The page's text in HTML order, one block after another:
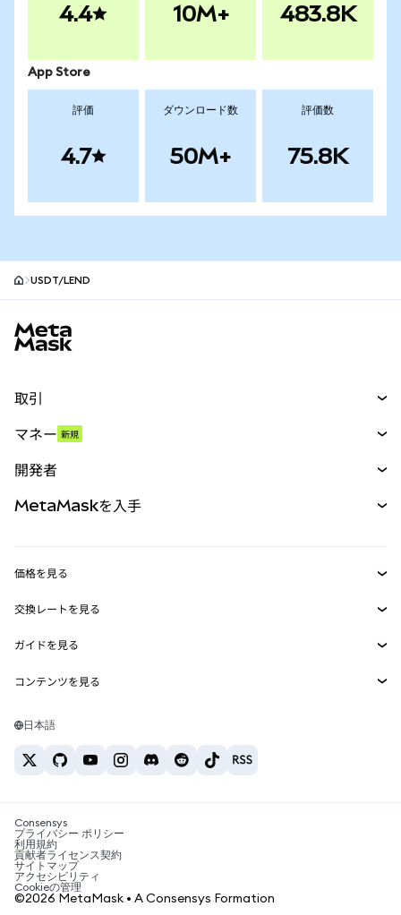
4.4 10M+ 483.8K
App Store
評価
4.7
ダウンロード数
50M+
評価数
75.8K
USDT/LEND
取引
パーペチュアル
RWA
マネー 新規
開発者
MetaMask Connect
Snaps
Web3サービス
MetaMaskを入手
セキュリティ
サポート
キャリア
お問い合わせ
価格を見る
イーサリアムの価格
Solanaの価格
Tetherの価格
交換レートを見る
ETH→USD
USDT→INR
BTC→INR
ETH→USDT
ガイドを見る
ETHの購入
USDTの購入
SHIBの購入
BNBの購入
コンテンツを見る
Solanaウォレット
税制関連ニュース
暗号資産の購入方法は？
ビットコインを売るには？
日本語
Consensys
プライバシー ポリシー
利用規約
貢献者ライセンス契約
サイトマップ
アクセシビリティ
Cookieの管理
©2026 MetaMask • A Consensys Formation